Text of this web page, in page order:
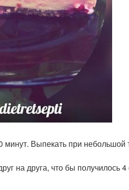
Выпекать при небольшой
на друга, что бы получилось 4